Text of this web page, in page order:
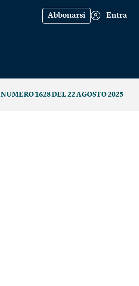
Abbonarsi Entra
NUMERO 1628 DEL 22 AGOSTO 2025